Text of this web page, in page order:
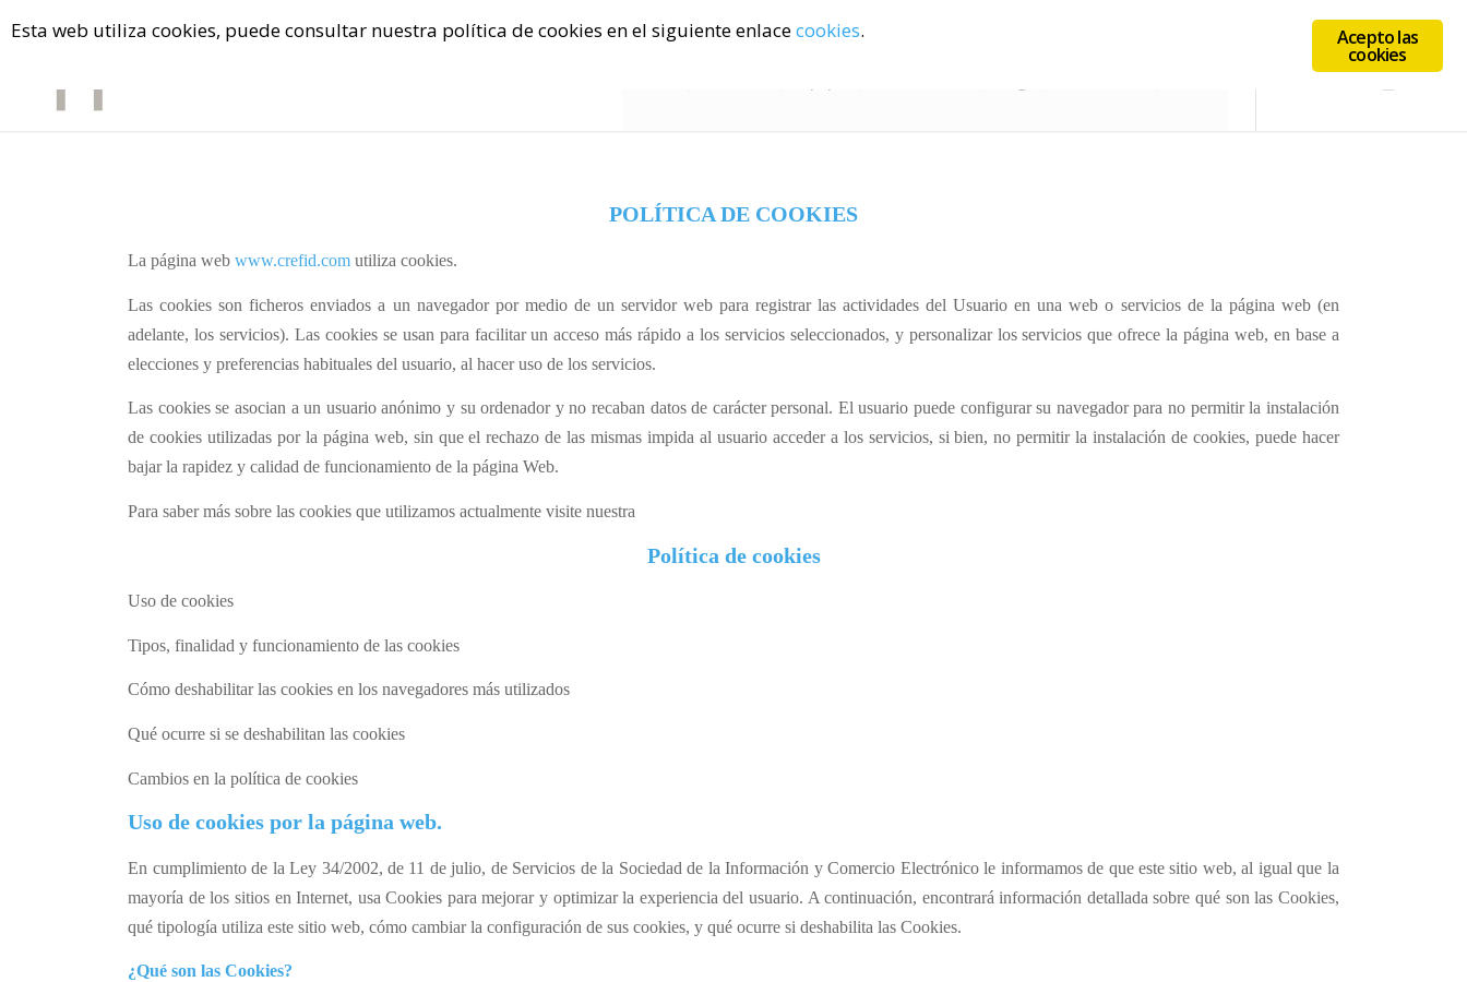
POLÍTICA DE COOKIES
La página webwww.crefid.com utilizacookies.
Lascookies son ficheros enviados a un navegador por medio de un servidor web para registrar las actividades del Usuario en una web o servicios de la página web (en
adelante, los servicios). Las cookiesse usan para facilitar un acceso más rápido a los servicios seleccionados, y personalizar los servicios que ofrece la página web, en base a
elecciones y preferencias habituales del usuario, al hacer uso de los servicios.
Las cookiesse asocian a un usuario anónimo y su ordenador y no recaban datos de carácter personal. El usuario puede configurar su navegador para no permitir la instalación
decookies utilizadas por la página web, sin que el rechazo de las mismas impida al usuario acceder a los servicios, si bien, no permitir la instalación de cookies, puede hacer
bajar la rapidez y calidad de funcionamiento de la página Web.
Para saber más sobre lascookies que utilizamos actualmente visite nuestra
Política de cookies
Uso decookies
Tipos, finalidad y funcionamiento de lascookies
Cómo deshabilitar lascookies en los navegadores más utilizados
Qué ocurre si se deshabilitan lascookies
Cambios en la política decookies
Uso decookies por la página web.
En cumplimiento de la Ley 34/2002, de 11 de julio, de Servicios de la Sociedad de la Información y Comercio Electrónico le informamos de que este sitio web, al igual que la
mayoría de los sitios en Internet, usaCookies para mejorar y optimizar la experiencia del usuario. A continuación, encontrará información detallada sobre qué son las Cookies,
qué tipología utiliza este sitio web, cómo cambiar la configuración de suscookies, y qué ocurre si deshabilita lasCookies.
¿Qué son lasCookies?
Acepto las
cookies
Esta web utiliza cookies, puede consultar nuestra política de cookies en el siguiente enlacecookies.